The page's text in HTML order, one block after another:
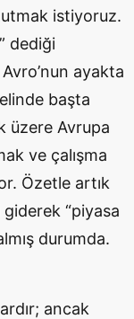
istiyoruz.
dediği
ayakta
başta
üzere Avrupa
ve çalışma
Özetle artık
“piyasa
durumda.
ancak